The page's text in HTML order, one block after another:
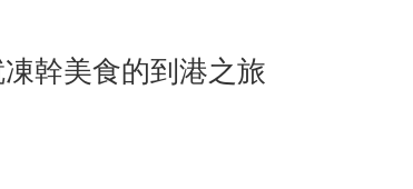
幹美食的到港之旅